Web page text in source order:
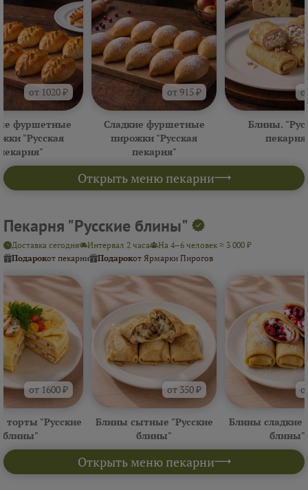
Открыть меню пекарни
от 1020 ₽
фуршетные
"Русская
от 915 ₽
Сладкие фуршетные
пирожки "Русская
пекарня"
Блины.
Пекарня "Русские блины"
Открыть меню пекарни
Доставка сегодня Интервал 2 часа
На 4–6 человек ≈ 3 000 ₽
Подарокот пекарни Подарокот Ярмарки Пирогов
от 1600 ₽
торты "Русские
блины"
от 350 ₽
Блины сытные "Русские
блины"
Блины сладкие
блины"